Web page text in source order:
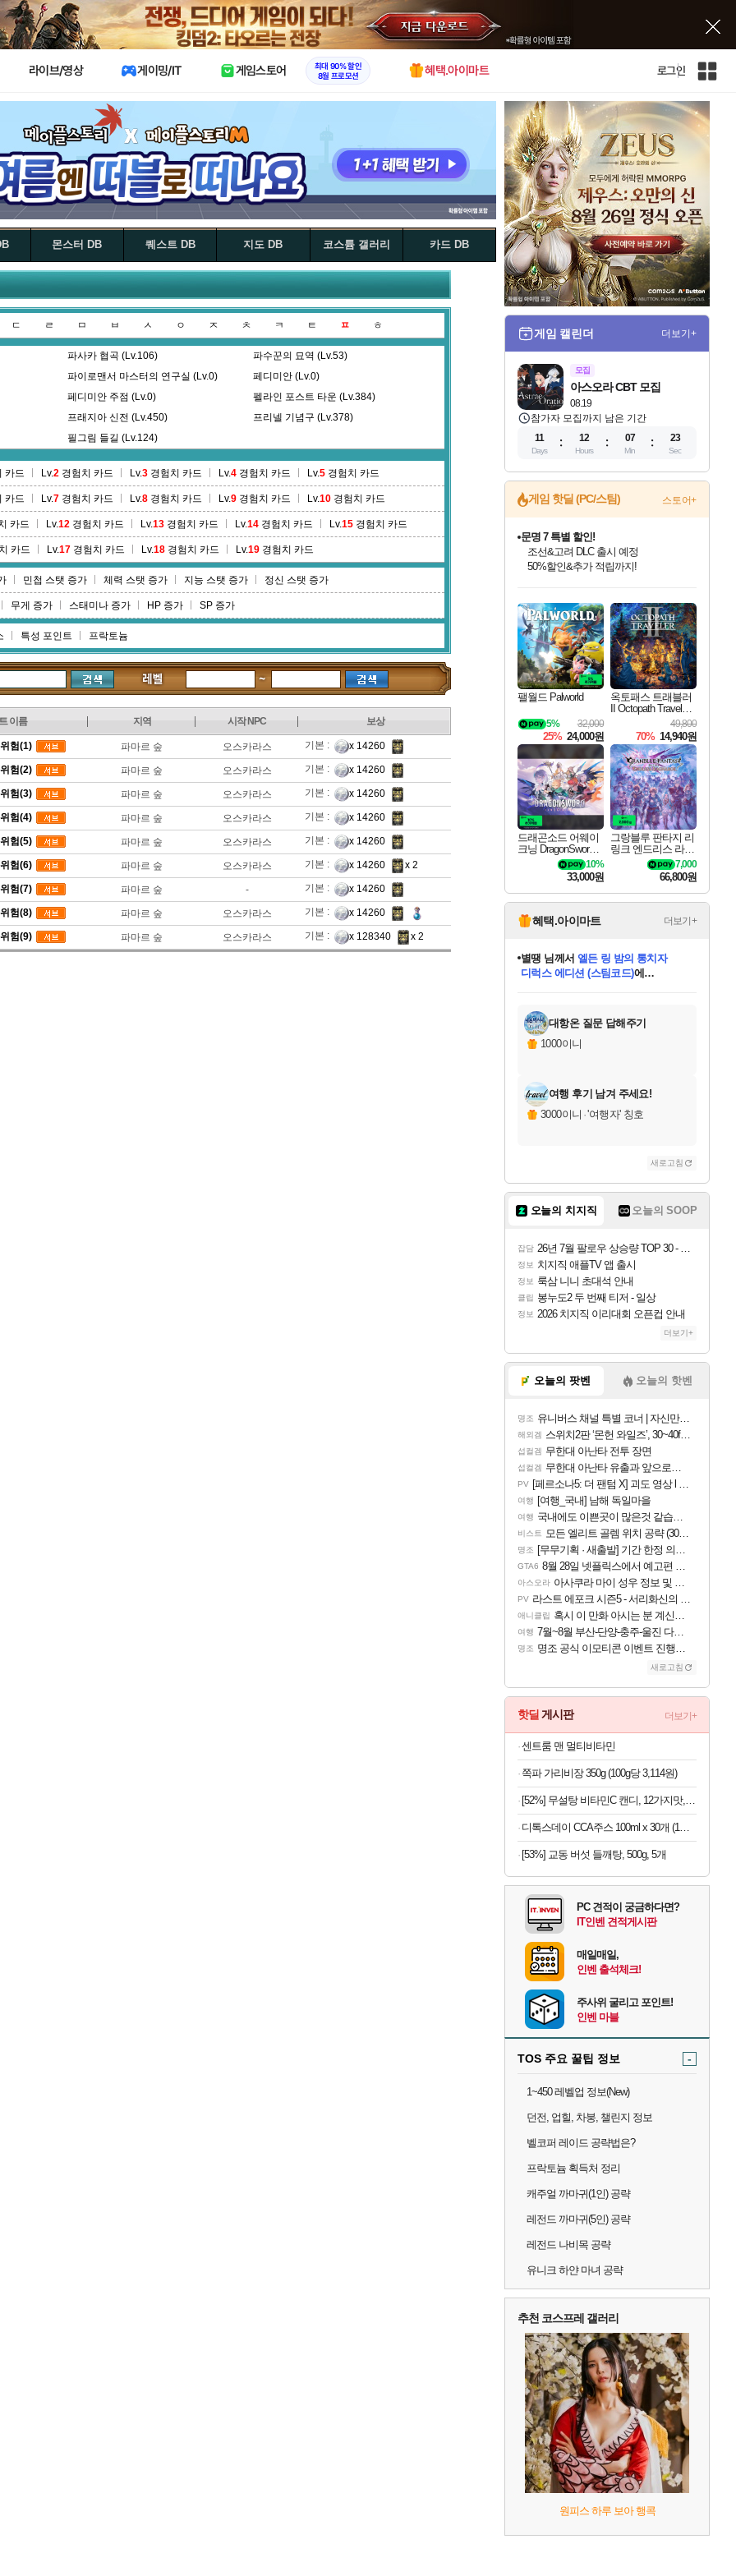
X
라이브/영상 게이밍/IT 게임스토어
최대 90% 할인
8월 프로모션
혜택.아이마트 로그인
인
체
사
몬스터 DB 퀘스트 DB 지도 DB 코스튬 갤러리 카드 DB
ㄷ ㄹ ㅁ ㅂ ㅅ ㅇ ㅈ ㅊ ㅋ ㅌ ㅍ ㅎ
파사카 협곡 (Lv.106)
파수꾼의 묘역 (Lv.53)
파이로맨서 마스터의 연구실 (Lv.0)
페디미안 (Lv.0)
페디미안 주점 (Lv.0)
펠라인 포스트 타운 (Lv.384)
프래지아 신전 (Lv.450)
프리넬 기념구 (Lv.378)
필그림 들길 (Lv.124)
카드 Lv.2 경험치 카드 Lv.3 경험치 카드 Lv.4 경험치 카드 Lv.5 경험치 카드
카드 Lv.7 경험치 카드 Lv.8 경험치 카드 Lv.9 경험치 카드 Lv.10 경험치 카드
카드 Lv.12 경험치 카드 Lv.13 경험치 카드 Lv.14 경험치 카드 Lv.15 경험치 카드
카드 Lv.17 경험치 카드 Lv.18 경험치 카드 Lv.19 경험치 카드
민첩 스탯 증가 체력 스탯 증가 지능 스탯 증가 정신 스탯 증가
무게 증가 스태미나 증가 HP 증가 SP 증가
특성 포인트 프락토늄
이름 지역 시작 NPC 보상
험(1) 파마르 숲 오스카라스 기본 : x 14260
험(2) 파마르 숲 오스카라스 기본 : x 14260
험(3) 파마르 숲 오스카라스 기본 : x 14260
험(4) 파마르 숲 오스카라스 기본 : x 14260
험(5) 파마르 숲 오스카라스 기본 : x 14260
험(6) 파마르 숲 오스카라스 기본 : x 14260 x 2
험(7) 파마르 숲 - 기본 : x 14260
험(8) 파마르 숲 오스카라스 기본 : x 14260
험(9) 파마르 숲 오스카라스 기본 : x 128340 x 2
게임 캘린더 더보기+
모집
08.19
아스오라 CBT 모집
참가자 모집까지 남은 기간
11
Days
12
Hours
07
Min
22
Sec
게임 핫딜 (PC/스팀) 스토어+
최대 90% 할인가를 만나보세요!
네이버혜택과 함께 만나보세요!
문명 7 특별 할인!
조선&고려 DLC 출시 예정
50%할인&추가 적립까지!
네이버 포인트 혜택까지!
이니&베니 혜택까지!
네이버 혜택가와 함께 예약하세요!
할인&네이버혜택으로 만나보세요!
네이버페이 혜택과 만나보세요!
40주년 프로모션으로 만나보세요!
할인가에 만나보세요!
일부 에디션 상시 할인!
혜택으로 예약 판매 중
편안하게 충전하세요
팰월드 Palworld
32,000
5%
25% 24,000원
옥토패스 트래블러
II Octopath Traveler I
49,800
70% 14,940원
드래곤소드 어웨이
크닝 DragonSword A
10%
33,000원
그랑블루 판타지 리
링크 엔드리스 라그
나로크 Granblue Fa
ntasy Relink Endless
7,000
66,800원
혜택.아이마트 더보기+
교환.
당첨되셨습니다.
니코 님께서 (본편포함) 데이브 더
다이버 인 더 정글 번들 (스팀코드)
당첨되셨습니다.
당첨되셨습니다.
당첨되셨습니다.
당첨되셨습니다.
당첨되셨습니다.
에디션 (스팀코드)를 교환.
당첨되셨습니다.
대항온 질문 답해주기
1000이니
여행 후기 남겨 주세요!
3000이니 ·'여행자' 칭호
새로고침
오늘의 치지직 오늘의 SOOP
잡담 26년 7월 팔로우 상승량 TOP 30 - 월간 치지직
정보 치지직 애플TV 앱 출시
정보 룩삼 니니 초대석 안내
클립 봉누도2 두 번째 티저 - 일상
정보 2026 치지직 이리대회 오픈컵 안내
더보기+
오늘의 팟벤 오늘의 핫벤
명조 유니버스 채널 특별 코너 | 자신만의 스타일
해외겜 스위치2판 ‘몬헌 와일즈’, 30~40fps 목표 추정
섭컬겜 무한대 아난타 전투 장면
섭컬겜 무한대 아난타 유출과 앞으로의 예상 (루머)
PV [페르소나5: 더 팬텀 X] 괴도 영상 l 타카마키 안·댄싱 스타
여행 [여행_국내] 남해 독일마을
여행 국내에도 이쁜곳이 많은것 같습니다
비스트 모든 엘리트 골렘 위치 공략 (30개) - 방랑 결투가
명조 [무무기획 · 새출발] 기간 한정 의뢰 이벤트
GTA6 8월 28일 넷플릭스에서 예고편 공개 예정
아스오라 아사쿠라 마이 성우 정보 및 주요 필모
PV 라스트 에포크 시즌5 - 서리화신의 분노 티저
애니클립 혹시 이 만화 아시는 분 계신가요
여행 7월~8월 부산-단양-충주-울진 다녀왔어요~
명조 명조 공식 이모티콘 이벤트 진행해봤습니다! 참여부터 추첨까지????
새로고침
핫딜 게시판 더보기+
센트룸 맨 멀티비타민
쪽파 가리비장 350g (100g당 3,114원)
[52%] 무설탕 비타민C 캔디, 12가지맛, 1kg, 1개
디톡스데이 CCA주스 100ml x 30개 (1개당 497원)
[53%] 교동 버섯 들깨탕, 500g, 5개
PC 견적이 궁금하다면?
IT인벤 견적게시판
매일매일,
인벤 출석체크!
주사위 굴리고 포인트!
인벤 마블
TOS 주요 꿀팁 정보 -
1~450 레벨업 정보(New)
던전, 업힐, 차붕, 챌린지 정보
벨코퍼 레이드 공략법은?
프락토늄 획득처 정리
캐주얼 까마귀(1인) 공략
레전드 까마귀(5인) 공략
레전드 나비목 공략
유니크 하얀 마녀 공략
추천 코스프레 갤러리
원피스 하루 보아 행콕